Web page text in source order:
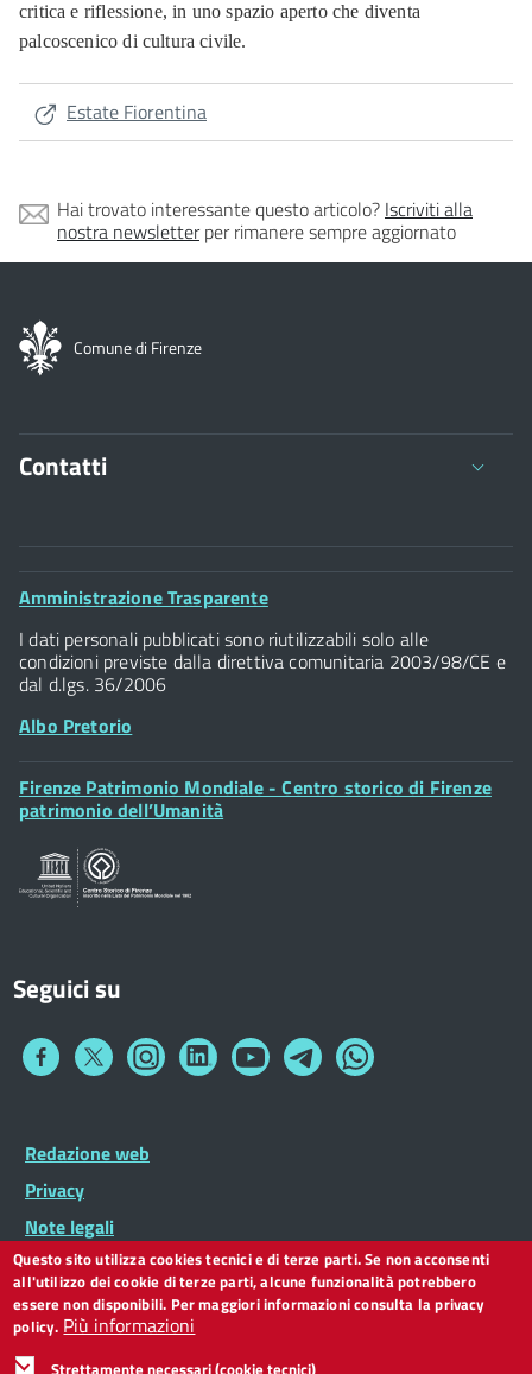
critica e riflessione, in uno spazio aperto che diventa
palcoscenico di cultura civile.
Estate Fiorentina
Hai trovato interessante questo articolo? Iscriviti alla
nostra newsletterper rimanere sempre aggiornato
Comune di Firenze
Contatti
Comune di Firenze
Palazzo Vecchio
Piazza della Signoria - 50122, Firenze
P.IVA 01307110484
Posta Elettronica Certificata
Footer
Amministrazione Trasparente
I dati personali pubblicati sono riutilizzabili solo alle
condizioni previste dalla direttiva comunitaria 2003/98/CE e
dal d.lgs. 36/2006
Albo Pretorio
Footer
Widget
Firenze Patrimonio Mondiale - Centro storico di Firenze
patrimonio dell’Umanità
Seguici su
Collegamento
Collegamento
a
Collegamento
a
Collegamento
a
Collegamento
a
Collegamento
a
Collegamento
a
Footer
Widget
Footer
menu
Redazione web
Privacy
Note legali
Dichiarazione di accessibilità
CC BY 3.0 IT
Questo sito utilizza cookies tecnici e di terze parti. Se non acconsenti
all'utilizzo dei cookie di terze parti, alcune funzionalità potrebbero
essere non disponibili. Per maggiori informazioni consulta la privacy
policy. Più informazioni
Strettamente necessari (cookie tecnici)